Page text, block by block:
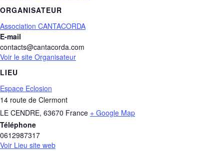
ORGANISATEUR
Association CANTACORDA
E-mail
contacts@cantacorda.com
Voir le site Organisateur
LIEU
Espace Eclosion
14 route de Clermont
LE CENDRE, 63670 France + Google Map
Téléphone
0612987317
Voir Lieu site web